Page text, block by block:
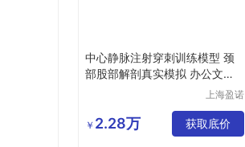
中心静脉注射穿刺训练模型 颈
部股部解剖真实模拟 办公文教
上海盈诺
公司
￥ 2.28万 获取底价